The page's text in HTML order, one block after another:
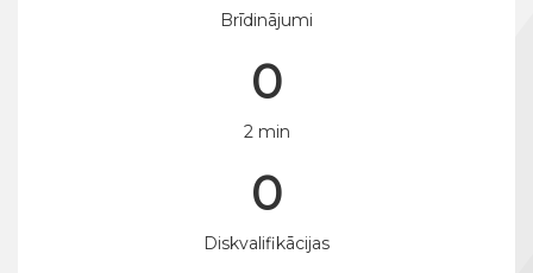
Brīdinājumi
0
2 min
0
Diskvalifikācijas